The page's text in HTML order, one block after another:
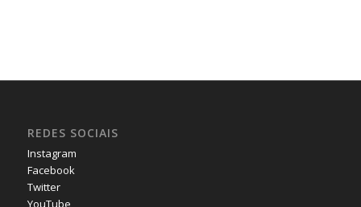
REDES SOCIAIS
Instagram
Facebook
Twitter
YouTube